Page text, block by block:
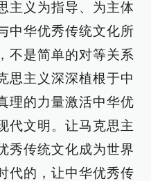
主义为指导、为主体
中华优秀传统文化所
不是简单的对等关系
思主义深深植根于中
理的力量激活中华优
代文明。让马克思主
秀传统文化成为世界
代的，让中华优秀传